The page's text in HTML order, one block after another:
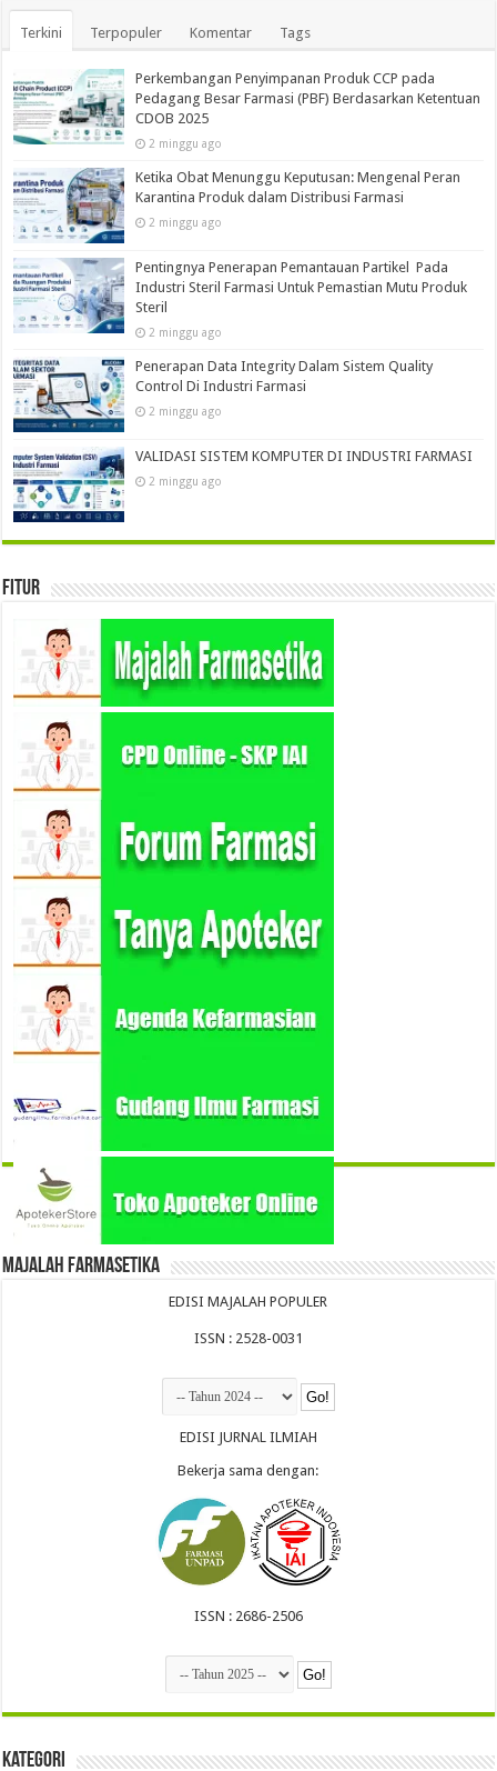
Terkini Terpopuler Komentar Tags
Perkembangan Penyimpanan Produk CCP pada
Pedagang Besar Farmasi (PBF) Berdasarkan Ketentuan
CDOB 2025
2 minggu ago
Ketika Obat Menunggu Keputusan: Mengenal Peran
Karantina Produk dalam Distribusi Farmasi
2 minggu ago
Pentingnya Penerapan Pemantauan Partikel Pada
Industri Steril Farmasi Untuk Pemastian Mutu Produk
Steril
2 minggu ago
Penerapan Data Integrity Dalam Sistem Quality
Control Di Industri Farmasi
2 minggu ago
VALIDASI SISTEM KOMPUTER DI INDUSTRI FARMASI
2 minggu ago
Fitur
Majalah Farmasetika
EDISI MAJALAH POPULER
ISSN : 2528-0031
EDISI JURNAL ILMIAH
Bekerja sama dengan:
ISSN : 2686-2506
Kategori